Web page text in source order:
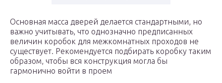
Основная масса дверей делается стандартными, но
важно учитывать, что однозначно предписанных
величин коробок для межкомнатных проходов не
существует. Рекомендуется подбирать коробку таким
образом, чтобы вся конструкция могла бы
гармонично войти в проем